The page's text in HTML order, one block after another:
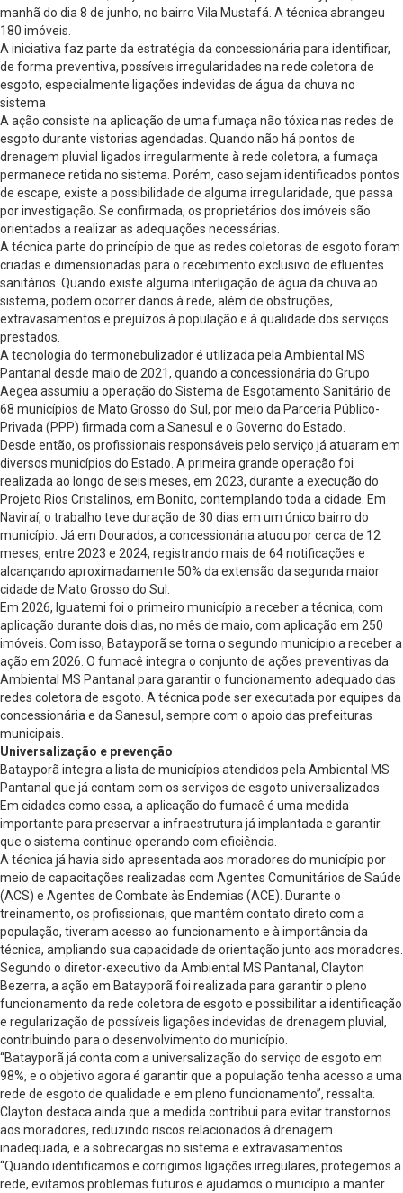
manhã do dia 8 de junho, no bairro Vila Mustafá. A técnica abrangeu
180 imóveis.
A iniciativa faz parte da estratégia da concessionária para identificar,
de forma preventiva, possíveis irregularidades na rede coletora de
esgoto, especialmente ligações indevidas de água da chuva no
sistema
A ação consiste na aplicação de uma fumaça não tóxica nas redes de
esgoto durante vistorias agendadas. Quando não há pontos de
drenagem pluvial ligados irregularmente à rede coletora, a fumaça
permanece retida no sistema. Porém, caso sejam identificados pontos
de escape, existe a possibilidade de alguma irregularidade, que passa
por investigação. Se confirmada, os proprietários dos imóveis são
orientados a realizar as adequações necessárias.
A técnica parte do princípio de que as redes coletoras de esgoto foram
criadas e dimensionadas para o recebimento exclusivo de efluentes
sanitários. Quando existe alguma interligação de água da chuva ao
sistema, podem ocorrer danos à rede, além de obstruções,
extravasamentos e prejuízos à população e à qualidade dos serviços
prestados.
A tecnologia do termonebulizador é utilizada pela Ambiental MS
Pantanal desde maio de 2021, quando a concessionária do Grupo
Aegea assumiu a operação do Sistema de Esgotamento Sanitário de
68 municípios de Mato Grosso do Sul, por meio da Parceria Público-
Privada (PPP) firmada com a Sanesul e o Governo do Estado.
Desde então, os profissionais responsáveis pelo serviço já atuaram em
diversos municípios do Estado. A primeira grande operação foi
realizada ao longo de seis meses, em 2023, durante a execução do
Projeto Rios Cristalinos, em Bonito, contemplando toda a cidade. Em
Naviraí, o trabalho teve duração de 30 dias em um único bairro do
município. Já em Dourados, a concessionária atuou por cerca de 12
meses, entre 2023 e 2024, registrando mais de 64 notificações e
alcançando aproximadamente 50% da extensão da segunda maior
cidade de Mato Grosso do Sul.
Em 2026, Iguatemi foi o primeiro município a receber a técnica, com
aplicação durante dois dias, no mês de maio, com aplicação em 250
imóveis. Com isso, Batayporã se torna o segundo município a receber a
ação em 2026. O fumacê integra o conjunto de ações preventivas da
Ambiental MS Pantanal para garantir o funcionamento adequado das
redes coletora de esgoto. A técnica pode ser executada por equipes da
concessionária e da Sanesul, sempre com o apoio das prefeituras
municipais.
Universalização e prevenção
Batayporã integra a lista de municípios atendidos pela Ambiental MS
Pantanal que já contam com os serviços de esgoto universalizados.
Em cidades como essa, a aplicação do fumacê é uma medida
importante para preservar a infraestrutura já implantada e garantir
que o sistema continue operando com eficiência.
A técnica já havia sido apresentada aos moradores do município por
meio de capacitações realizadas com Agentes Comunitários de Saúde
(ACS) e Agentes de Combate às Endemias (ACE). Durante o
treinamento, os profissionais, que mantêm contato direto com a
população, tiveram acesso ao funcionamento e à importância da
técnica, ampliando sua capacidade de orientação junto aos moradores.
Segundo o diretor-executivo da Ambiental MS Pantanal, Clayton
Bezerra, a ação em Batayporã foi realizada para garantir o pleno
funcionamento da rede coletora de esgoto e possibilitar a identificação
e regularização de possíveis ligações indevidas de drenagem pluvial,
contribuindo para o desenvolvimento do município.
“Batayporã já conta com a universalização do serviço de esgoto em
98%, e o objetivo agora é garantir que a população tenha acesso a uma
rede de esgoto de qualidade e em pleno funcionamento”, ressalta.
Clayton destaca ainda que a medida contribui para evitar transtornos
aos moradores, reduzindo riscos relacionados à drenagem
inadequada, e a sobrecargas no sistema e extravasamentos.
“Quando identificamos e corrigimos ligações irregulares, protegemos a
rede, evitamos problemas futuros e ajudamos o município a manter